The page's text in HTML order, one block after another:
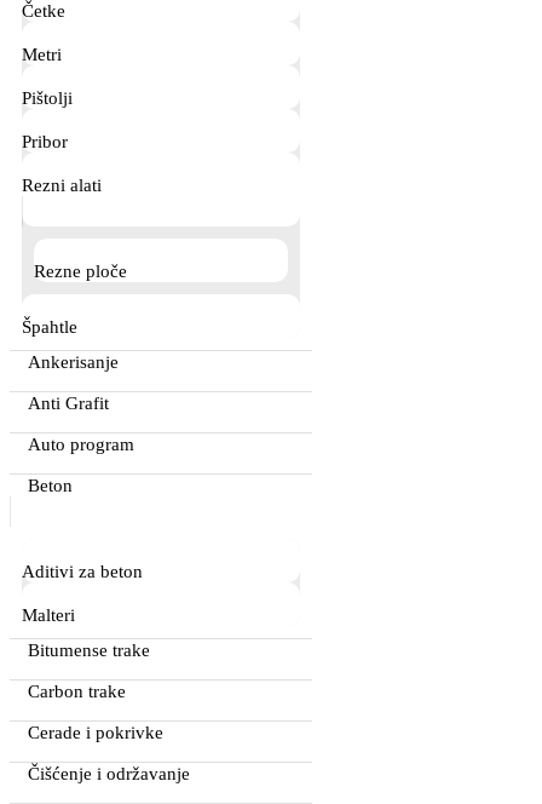
Četke
Metri
Pištolji
Pribor
Rezni alati
Rezne ploče
Špahtle
Ankerisanje
Anti Grafit
Auto program
Beton
Aditivi za beton
Malteri
Bitumense trake
Carbon trake
Cerade i pokrivke
Čišćenje i održavanje